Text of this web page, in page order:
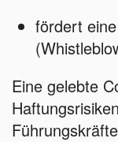
fördert
Eine gelebte